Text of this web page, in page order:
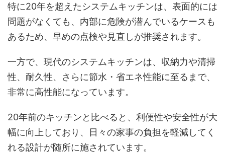
特に20年を超えたシステムキッチンは、表面的には
問題がなくても、内部に危険が潜んでいるケースも
あるため、早めの点検や見直しが推奨されます。
一方で、現代のシステムキッチンは、収納力や清掃
性、耐久性、さらに節水・省エネ性能に至るまで、
非常に高性能になっています。
20年前のキッチンと比べると、利便性や安全性が大
幅に向上しており、日々の家事の負担を軽減してく
れる設計が随所に施されています。